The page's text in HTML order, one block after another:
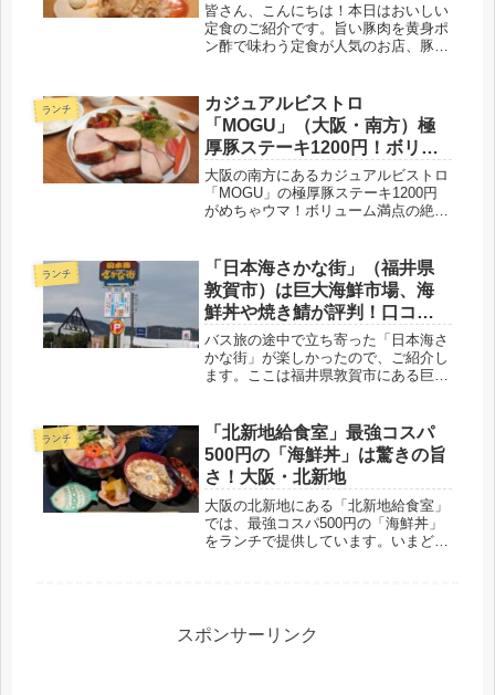
皆さん、こんにちは！本日はおいしい
定食のご紹介です。旨い豚肉を黄身ポ
ン酢で味わう定食が人気のお店、豚肉
地下2階です。店舗外観踏み入った店
内はざっと30席。カウンター席やテ
ー...
ランチ
カジュアルビストロ
「MOGU」（大阪・南方）極
厚豚ステーキ1200円！ボリュ
ーム満点の絶品ランチ
大阪の南方にあるカジュアルビストロ
「MOGU」の極厚豚ステーキ1200円
がめちゃウマ！ボリューム満点の絶品
よ。昼は食堂、夜はコース料理を楽し
めます。凄腕シェフのメニューをどう
ぞ！
ランチ
「日本海さかな街」（福井県
敦賀市）は巨大海鮮市場、海
鮮丼や焼き鯖が評判！口コミ
やアクセスは？
バス旅の途中で立ち寄った「日本海さ
かな街」が楽しかったので、ご紹介し
ます。ここは福井県敦賀市にある巨大
格だったので、よかったです。
ランチ
「北新地給食室」最強コスパ
500円の「海鮮丼」は驚きの旨
さ！大阪・北新地
大阪の北新地にある「北新地給食室」
では、最強コスパ500円の「海鮮丼」
をランチで提供しています。いまどき
スポンサーリンク